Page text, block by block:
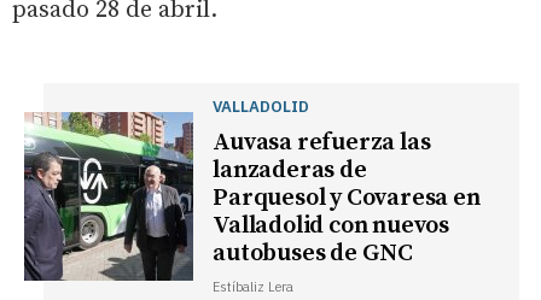
pasado 28 de abril.
VALLADOLID
Auvasa refuerza las
lanzaderas de
Parquesol y Covaresa en
Valladolid con nuevos
autobuses de GNC
Estíbaliz Lera